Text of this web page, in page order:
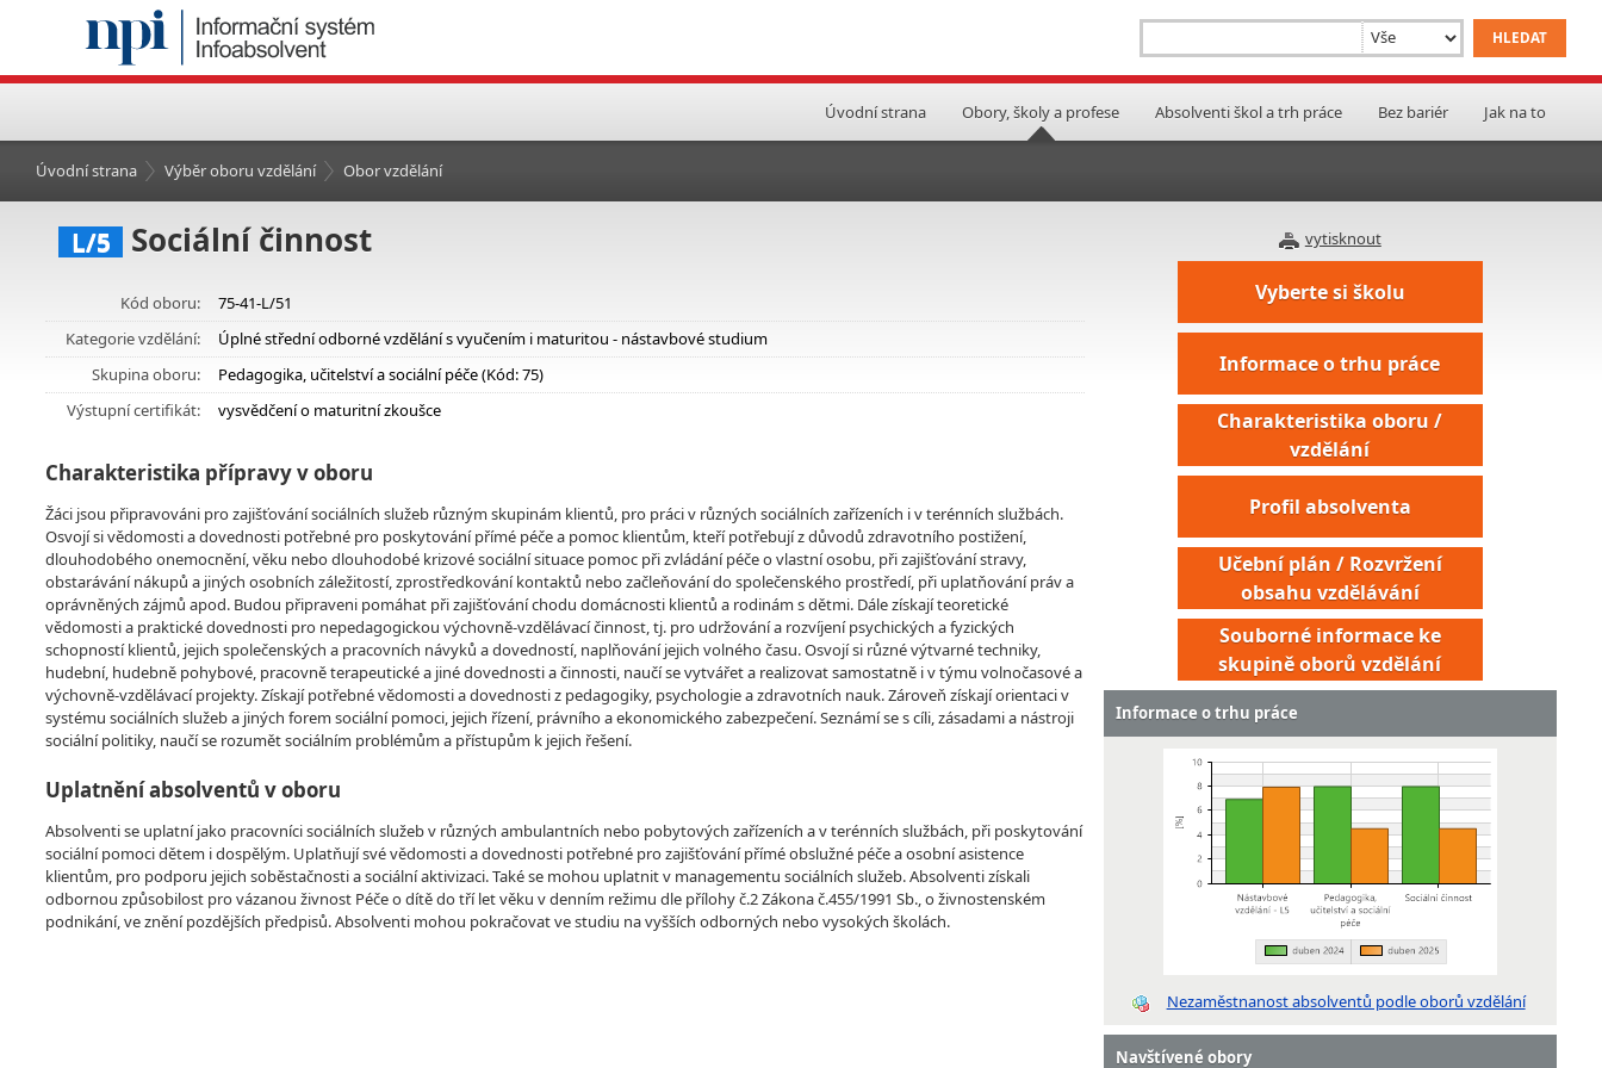
Úvodní strana Obory, školy a profese Absolventi škol a trh práce Bez bariér Jak na to
Úvodní strana Výběr oboru vzdělání Obor vzdělání
vytisknout
L/5 Sociální činnost
Kód oboru:
75-41-L/51
Kategorie vzdělání:
Úplné střední odborné vzdělání s vyučením i maturitou - nástavbové studium
Skupina oboru:
Pedagogika, učitelství a sociální péče (Kód: 75)
Výstupní certifikát:
vysvědčení o maturitní zkoušce
Charakteristika přípravy v oboru
Žáci jsou připravováni pro zajišťování sociálních služeb různým skupinám klientů, pro práci v různých sociálních zařízeních i v terénních službách.
Osvojí si vědomosti a dovednosti potřebné pro poskytování přímé péče a pomoc klientům, kteří potřebují z důvodů zdravotního postižení,
dlouhodobého onemocnění, věku nebo dlouhodobé krizové sociální situace pomoc při zvládání péče o vlastní osobu, při zajišťování stravy,
obstarávání nákupů a jiných osobních záležitostí, zprostředkování kontaktů nebo začleňování do společenského prostředí, při uplatňování práv a
oprávněných zájmů apod. Budou připraveni pomáhat při zajišťování chodu domácnosti klientů a rodinám s dětmi. Dále získají teoretické
vědomosti a praktické dovednosti pro nepedagogickou výchovně-vzdělávací činnost, tj. pro udržování a rozvíjení psychických a fyzických
schopností klientů, jejich společenských a pracovních návyků a dovedností, naplňování jejich volného času. Osvojí si různé výtvarné techniky,
hudební, hudebně pohybové, pracovně terapeutické a jiné dovednosti a činnosti, naučí se vytvářet a realizovat samostatně i v týmu volnočasové a
výchovně-vzdělávací projekty. Získají potřebné vědomosti a dovednosti z pedagogiky, psychologie a zdravotních nauk. Zároveň získají orientaci v
systému sociálních služeb a jiných forem sociální pomoci, jejich řízení, právního a ekonomického zabezpečení. Seznámí se s cíli, zásadami a nástroji
sociální politiky, naučí se rozumět sociálním problémům a přístupům k jejich řešení.
Uplatnění absolventů v oboru
Absolventi se uplatní jako pracovníci sociálních služeb v různých ambulantních nebo pobytových zařízeních a v terénních službách, při poskytování
sociální pomoci dětem i dospělým. Uplatňují své vědomosti a dovednosti potřebné pro zajišťování přímé obslužné péče a osobní asistence
klientům, pro podporu jejich soběstačnosti a sociální aktivizaci. Také se mohou uplatnit v managementu sociálních služeb. Absolventi získali
odbornou způsobilost pro vázanou živnost Péče o dítě do tří let věku v denním režimu dle přílohy č.2 Zákona č.455/1991 Sb., o živnostenském
podnikání, ve znění pozdějších předpisů. Absolventi mohou pokračovat ve studiu na vyšších odborných nebo vysokých školách.
Vyberte si školu
Informace o trhu práce
Charakteristika oboru /
vzdělání
Profil absolventa
Učební plán / Rozvržení
obsahu vzdělávání
Souborné informace ke
skupině oborů vzdělání
Informace o trhu práce
Nezaměstnanost absolventů podle oborů vzdělání
Navštívené obory